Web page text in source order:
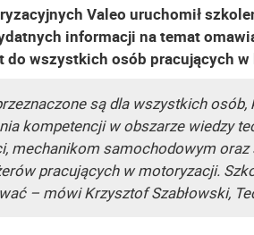
Valeo uruchomił
informacji na temat
do wszystkich osób pracujących
są dla wszystkich
kompetencji w obszarze wiedzy
mechanikom samochodowym
pracujących w motoryzacji.
– mówi Krzysztof Szabłowski,